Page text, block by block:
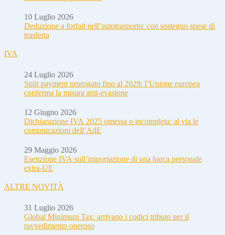
10 Luglio 2026
Deduzione a forfait nell’autotrasporto: con sostegno spese di
trasferta
IVA
24 Luglio 2026
Split payment prorogato fino al 2029: l’Unione europea
conferma la misura anti-evasione
12 Giugno 2026
Dichiarazione IVA 2025 omessa o incompleta: al via le
comunicazioni dell’AdE
29 Maggio 2026
Esenzione IVA sull’importazione di una barca personale
extra-UE
ALTRE NOVITÀ
31 Luglio 2026
Global Minimum Tax: arrivano i codici tributo per il
ravvedimento operoso